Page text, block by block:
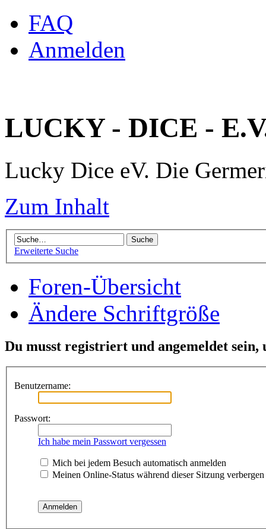
FAQ
Anmelden
LUCKY - DICE -
Lucky Dice eV. Die
Zum Inhalt
Erweiterte Suche
Foren-Übersicht
Ändere Schriftgröße
Du musst registriert und angemeldet
Benutzername:
Passwort:
Ich habe mein Passwort vergessen
Mich bei jedem Besuch automatisch anmelden
Meinen Online-Status während dieser Sitzung verbergen